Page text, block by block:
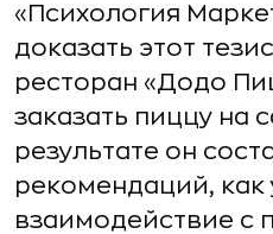
«Психология
доказать этот
ресторан «Додо
заказать пиццу на
результате он
рекомендаций, как
взаимодействие с